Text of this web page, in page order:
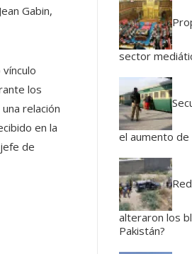
Gabin,
los
relación
en la
de
sector
el aumento
alteraron los
Pakistán?